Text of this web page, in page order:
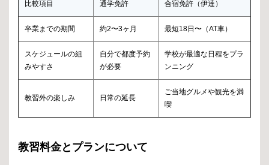
比較項目 通学免許 合宿免許（伊達）
卒業までの期間 約2〜3ヶ月 最短18日〜（AT車）
スケジュールの組
みやすさ
自分で都度予約
が必要
学校が最適な日程をプラ
ンニング
教習外の楽しみ 日常の延長
ご当地グルメや観光を満
喫
教習料金とプランについて